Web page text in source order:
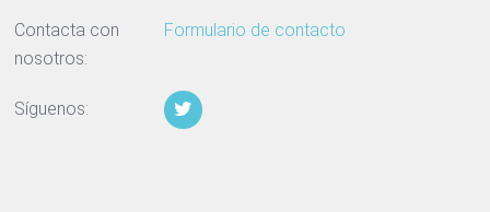
Contacta con
nosotros:
Formulario de contacto
Síguenos: